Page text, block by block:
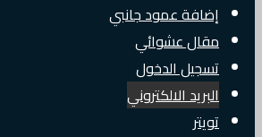
إضافة عمود جانبي
مقال عشوائي
تسجيل الدخول
البريد الالكتروني
تويتر